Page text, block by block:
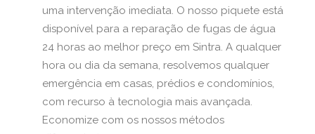
uma intervenção imediata. O nosso piquete está
disponível para a reparação de fugas de água
24 horas ao melhor preço em Sintra. A qualquer
hora ou dia da semana, resolvemos qualquer
emergência em casas, prédios e condomínios,
com recurso à tecnologia mais avançada.
Economize com os nossos métodos